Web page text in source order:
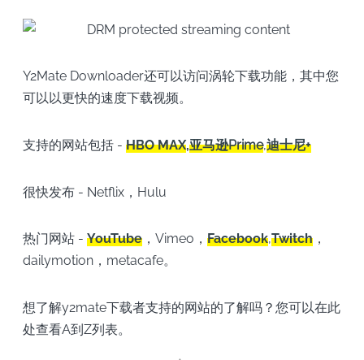
Y2Mate Downloader还可以访问涡轮下载功能，其中您
可以以更快的速度下载视频。
支持的网站包括 - HBO MAX,亚马逊Prime,迪士尼+
很快发布 - Netflix，Hulu
热门网站 - YouTube，Vimeo， Facebook,Twitch，
dailymotion，metacafe。
想了解y2mate下载者支持的网站的了解吗？您可以在此
处查看A到Z列表。